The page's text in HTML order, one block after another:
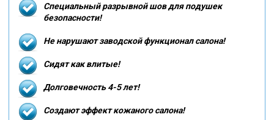
Специальный разрывной шов для подушек
безопасности!
Не нарушают заводской функционал салона!
Сидят как влитые!
Долговечность 4-5 лет!
Создают эффект кожаного салона!